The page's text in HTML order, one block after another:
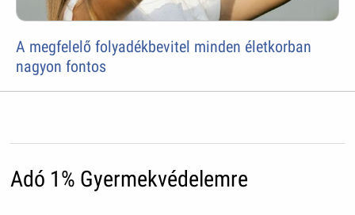
A megfelelő folyadékbevitel minden életkorban
nagyon fontos
Adó 1% Gyermekvédelemre